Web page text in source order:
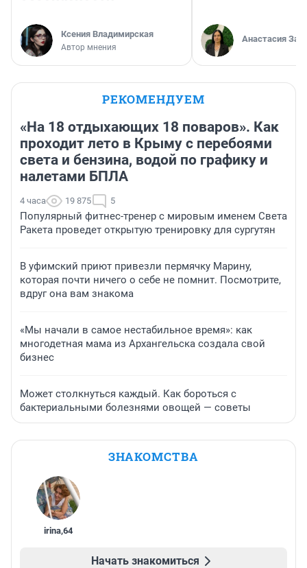
Ксения Владимирская
Автор мнения
Анастасия
РЕКОМЕНДУЕМ
«На 18 отдыхающих 18 поваров». Как
проходит лето в Крыму с перебоями
света и бензина, водой по графику и
налетами БПЛА
4 часа 19 875 5
Популярный фитнес-тренер с мировым именем Света
Ракета проведет открытую тренировку для сургутян
В уфимский приют привезли пермячку Марину,
которая почти ничего о себе не помнит. Посмотрите,
вдруг она вам знакома
«Мы начали в самое нестабильное время»: как
многодетная мама из Архангельска создала свой
бизнес
Может столкнуться каждый. Как бороться с
бактериальными болезнями овощей — советы
ЗНАКОМСТВА
irina,64
Начать знакомиться